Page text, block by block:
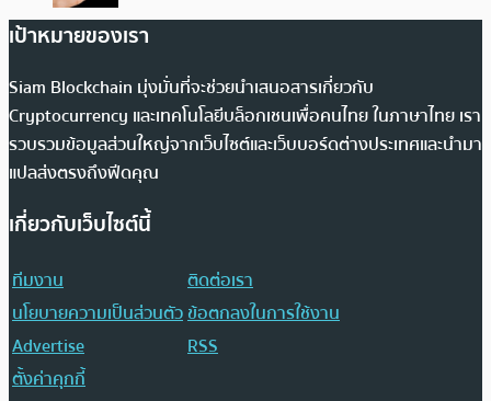
เป้าหมายของเรา
Siam Blockchain มุ่งมั่นที่จะช่วยนำเสนอสารเกี่ยวกับ
Cryptocurrency และเทคโนโลยีบล็อกเชนเพื่อคนไทย ในภาษาไทย เรา
รวบรวมข้อมูลส่วนใหญ่จากเว็บไซต์และเว็บบอร์ดต่างประเทศและนำมา
แปลส่งตรงถึงฟีดคุณ
เกี่ยวกับเว็บไซต์นี้
ทีมงาน
ติดต่อเรา
นโยบายความเป็นส่วนตัวข้อตกลงในการใช้งาน
Advertise
RSS
ตั้งค่าคุกกี้